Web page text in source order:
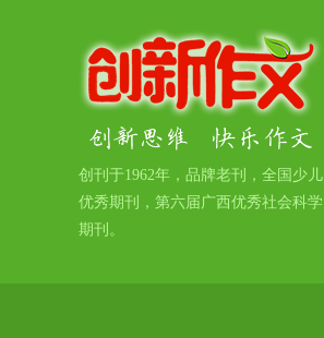
创刊于1962年，品牌老刊，全国少儿
优秀期刊，第六届广西优秀社会科学
期刊。